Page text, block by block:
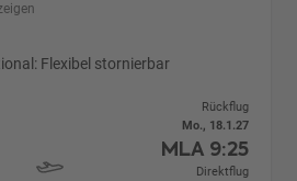
Flexibel stornierbar
Rückflug
Mo., 18.1.27
MLA 9:25
Direktflug